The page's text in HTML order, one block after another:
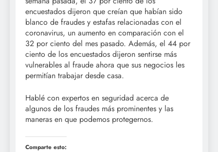
encuestados dijeron que creían que habían sido
blanco de fraudes y estafas relacionadas con el
coronavirus, un aumento en comparación con el
32 por ciento del mes pasado. Además, el 44 por
ciento de los encuestados dijeron sentirse más
vulnerables al fraude ahora que sus negocios les
permitían trabajar desde casa.
Hablé con expertos en seguridad acerca de
algunos de los fraudes más prominentes y las
maneras en que podemos protegernos.
Comparte esto: